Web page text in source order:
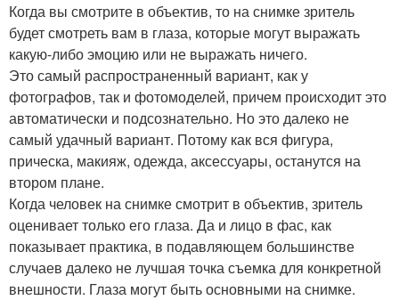
Когда вы смотрите в объектив, то на снимке зритель
будет смотреть вам в глаза, которые могут выражать
какую-либо эмоцию или не выражать ничего.
Это самый распространенный вариант, как у
фотографов, так и фотомоделей, причем происходит это
автоматически и подсознательно. Но это далеко не
самый удачный вариант. Потому как вся фигура,
прическа, макияж, одежда, аксессуары, останутся на
втором плане.
Когда человек на снимке смотрит в объектив, зритель
оценивает только его глаза. Да и лицо в фас, как
показывает практика, в подавляющем большинстве
случаев далеко не лучшая точка съемка для конкретной
внешности. Глаза могут быть основными на снимке.